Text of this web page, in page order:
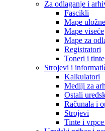
Za odlaganje i
Fascikli
Mape uložne
Mape viseće
Mape za
Registratori
Toneri i tinte
Strojevi i
Kalkulatori
Mediji za
Ostali
Računala i
Strojevi
Tinte i vrpce